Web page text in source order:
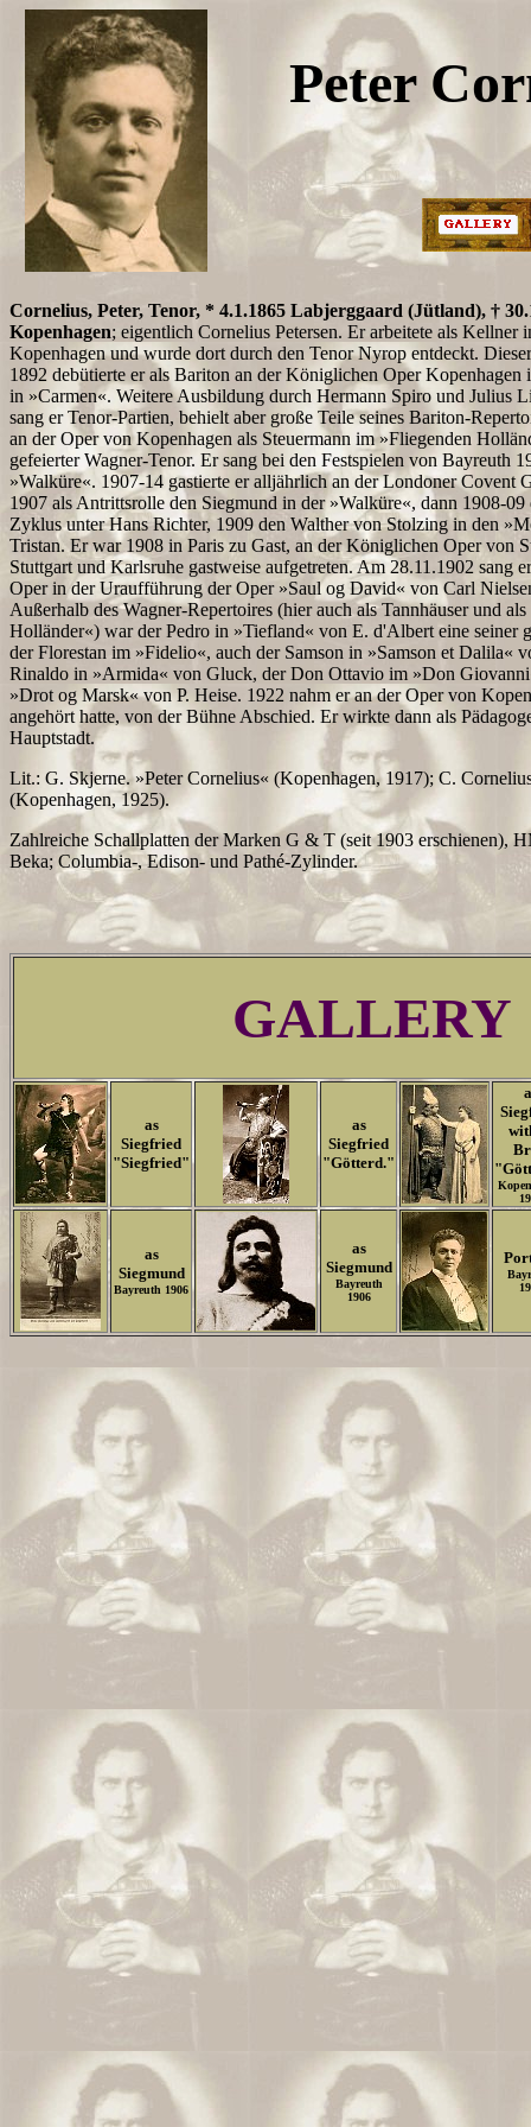
Peter
Cornelius, Peter, Tenor, * 4.1.1865 Labjerggaard (Jütland), †
Kopenhagen; eigentlich Cornelius Petersen. Er arbeitete als Kellner
Kopenhagen und wurde dort durch den Tenor Nyrop entdeckt.
1892 debütierte er als Bariton an der Königlichen Oper Kopenhagen
in »Carmen«. Weitere Ausbildung durch Hermann Spiro und Julius
sang er Tenor-Partien, behielt aber große Teile seines Bariton-
an der Oper von Kopenhagen als Steuermann im »Fliegenden
gefeierter Wagner-Tenor. Er sang bei den Festspielen von Bayreuth
»Walküre«. 1907-14 gastierte er alljährlich an der Londoner Covent
1907 als Antrittsrolle den Siegmund in der »Walküre«, dann 1908-
Zyklus unter Hans Richter, 1909 den Walther von Stolzing in den
Tristan. Er war 1908 in Paris zu Gast, an der Königlichen Oper von
Stuttgart und Karlsruhe gastweise aufgetreten. Am 28.11.1902 sang
Oper in der Uraufführung der Oper »Saul og David« von Carl
Außerhalb des Wagner-Repertoires (hier auch als Tannhäuser und
Holländer«) war der Pedro in »Tiefland« von E. d'Albert eine seiner
der Florestan im »Fidelio«, auch der Samson in »Samson et Dalila«
Rinaldo in »Armida« von Gluck, der Don Ottavio im »Don
»Drot og Marsk« von P. Heise. 1922 nahm er an der Oper von
angehört hatte, von der Bühne Abschied. Er wirkte dann als
Hauptstadt.
Lit.: G. Skjerne. »Peter Cornelius« (Kopenhagen, 1917); C.
(Kopenhagen, 1925).
Zahlreiche Schallplatten der Marken G & T (seit 1903 erschienen),
Beka; Columbia-, Edison- und Pathé-Zylinder.
GALLERY
as
Siegfried
"Siegfried"
as
Siegfried
"Götterd."
as
Siegmund
Bayreuth 1906
as
Siegmund
Bayreuth
1906